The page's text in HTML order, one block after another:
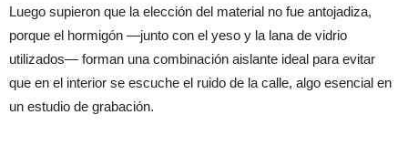
Luego supieron que la elección del material no fue antojadiza,
porque el hormigón —junto con el yeso y la lana de vidrio
utilizados— forman una combinación aislante ideal para evitar
que en el interior se escuche el ruido de la calle, algo esencial en
un estudio de grabación.